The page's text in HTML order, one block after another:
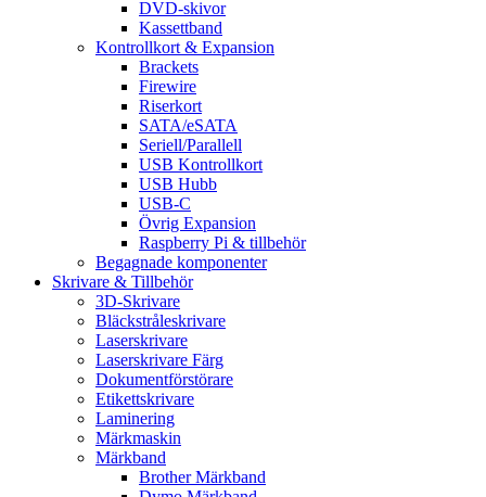
DVD-skivor
Kassettband
Kontrollkort & Expansion
Brackets
Firewire
Riserkort
SATA/eSATA
Seriell/Parallell
USB Kontrollkort
USB Hubb
USB-C
Övrig Expansion
Raspberry Pi & tillbehör
Begagnade komponenter
Skrivare & Tillbehör
3D-Skrivare
Bläckstråleskrivare
Laserskrivare
Laserskrivare Färg
Dokumentförstörare
Etikettskrivare
Laminering
Märkmaskin
Märkband
Brother Märkband